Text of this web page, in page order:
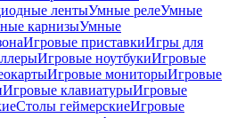
лентыУмные релеУмные
карнизыУмные
Игровые приставкиИгры для
Игровые ноутбукиИгровые
Игровые мониторыИгровые
Игровые клавиатурыИгровые
Столы геймерскиеИгровые